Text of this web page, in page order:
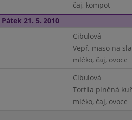
čaj, kompot
Pátek 21. 5. 2010
Cibulová
Vepř. maso na
mléko, čaj, ovoce
Cibulová
Tortila plněná
mléko, čaj, ovoce